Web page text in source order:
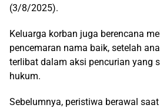
(3/8/2025).
Keluarga korban juga berencana
pencemaran nama baik, setelah
terlibat dalam aksi pencurian yang
hukum.
Sebelumnya, peristiwa berawal